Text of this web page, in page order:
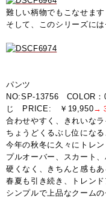
難しい柄物でもこなせます
そして、このシリーズに
パンツ
NO:SP-13756 COLOR
じ PRICE: ￥19,950→
合わせやすく、きれいな
ちょうどくるぶし位にな
今年の秋冬に久々にトレ
プルオーバー、スカート
硬くなく、きちんと感も
春夏も引き続き、トレン
シンプルで上品なクーム